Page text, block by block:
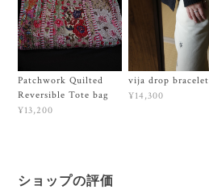
Patchwork Quilted
Reversible Tote bag
¥13,200
vija drop bracelet
¥14,300
ショップの評価